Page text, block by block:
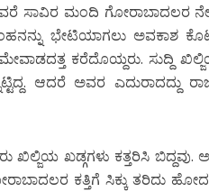
ಸಾವಿರ ಮಂದಿ ಗೋರಾಬಾದಲರ
ಭೇಟಿಯಾಗಲು ಅವಕಾಶ
ಕರೆದೊಯ್ದರು. ಸುದ್ದಿ
ಆದರೆ ಅವರ ಎದುರಾದದ್ದು
ಖಡ್ಗಗಳು ಕತ್ತರಿಸಿ
ಕತ್ತಿಗೆ ಸಿಕ್ಕು ತರಿದು